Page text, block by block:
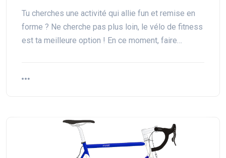
Tu cherches une activité qui allie fun et remise en
forme ? Ne cherche pas plus loin, le vélo de fitness
est ta meilleure option ! En ce moment, faire…